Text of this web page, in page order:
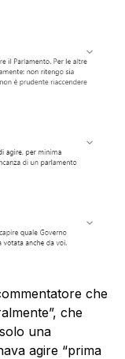
che
che
una
agire “prima